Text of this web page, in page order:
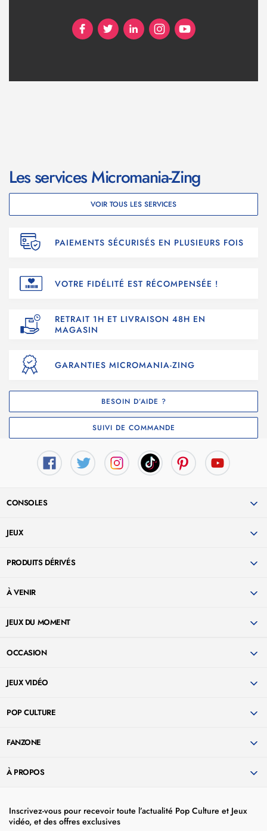
Les services Micromania-Zing
VOIR TOUS LES SERVICES
PAIEMENTS SÉCURISÉS EN PLUSIEURS FOIS
VOTRE FIDÉLITÉ EST RÉCOMPENSÉE !
RETRAIT 1H ET LIVRAISON 48H EN
MAGASIN
GARANTIES MICROMANIA-ZING
BESOIN D’AIDE ?
SUIVI DE COMMANDE
CONSOLES
JEUX
PRODUITS DÉRIVÉS
À VENIR
JEUX DU MOMENT
OCCASION
JEUX VIDÉO
POP CULTURE
FANZONE
À PROPOS
Inscrivez-vous pour recevoir toute l’actualité Pop Culture et Jeux
vidéo, et des offres exclusives